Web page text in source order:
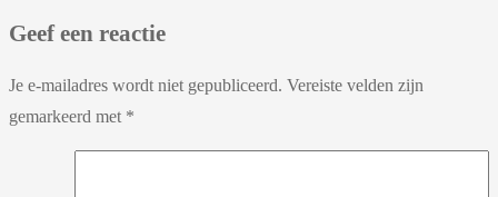
Geef een reactie
Je e-mailadres wordt niet gepubliceerd. Vereiste velden zijn
gemarkeerd met *